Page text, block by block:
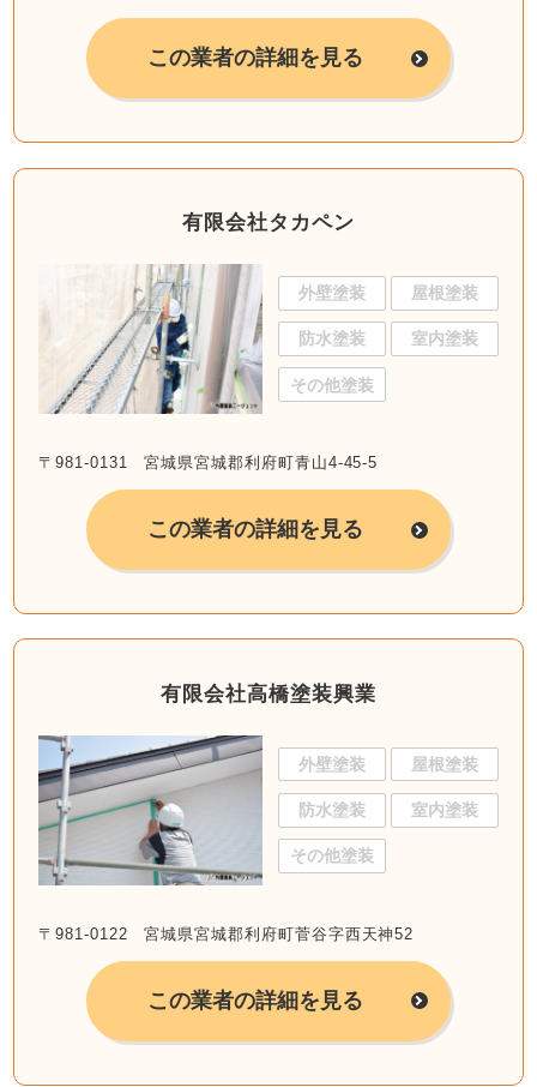
この業者の詳細を見る
有限会社タカペン
外壁塗装 屋根塗装
防水塗装 室内塗装
その他塗装
〒981-0131 宮城県宮城郡利府町青山4-45-5
この業者の詳細を見る
有限会社高橋塗装興業
外壁塗装 屋根塗装
防水塗装 室内塗装
その他塗装
〒981-0122 宮城県宮城郡利府町菅谷字西天神52
この業者の詳細を見る